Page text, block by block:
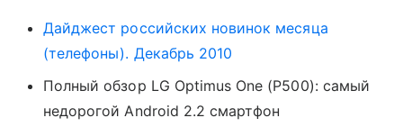
Дайджест российских новинок месяца
(телефоны). Декабрь 2010
Полный обзор LG Optimus One (P500): самый
недорогой Android 2.2 смартфон